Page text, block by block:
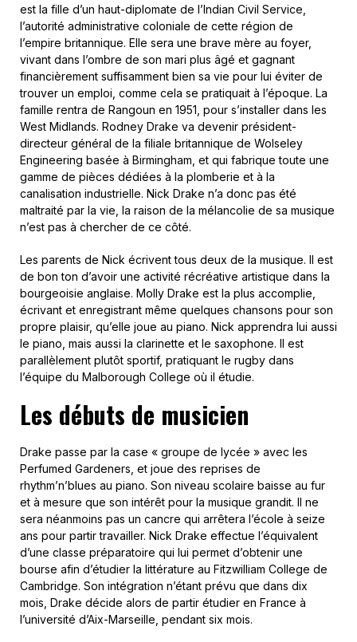
est la fille d’un haut-diplomate de l’Indian Civil Service,
l’autorité administrative coloniale de cette région de
l’empire britannique. Elle sera une brave mère au foyer,
vivant dans l’ombre de son mari plus âgé et gagnant
financièrement suffisamment bien sa vie pour lui éviter de
trouver un emploi, comme cela se pratiquait à l’époque. La
famille rentra de Rangoun en 1951, pour s’installer dans les
West Midlands. Rodney Drake va devenir président-
directeur général de la filiale britannique de Wolseley
Engineering basée à Birmingham, et qui fabrique toute une
gamme de pièces dédiées à la plomberie et à la
canalisation industrielle. Nick Drake n’a donc pas été
maltraité par la vie, la raison de la mélancolie de sa musique
n’est pas à chercher de ce côté.
Les parents de Nick écrivent tous deux de la musique. Il est
de bon ton d’avoir une activité récréative artistique dans la
bourgeoisie anglaise. Molly Drake est la plus accomplie,
écrivant et enregistrant même quelques chansons pour son
propre plaisir, qu’elle joue au piano. Nick apprendra lui aussi
le piano, mais aussi la clarinette et le saxophone. Il est
parallèlement plutôt sportif, pratiquant le rugby dans
l’équipe du Malborough College où il étudie.
Les débuts de musicien
Drake passe par la case « groupe de lycée » avec les
Perfumed Gardeners, et joue des reprises de
rhythm’n’blues au piano. Son niveau scolaire baisse au fur
et à mesure que son intérêt pour la musique grandit. Il ne
sera néanmoins pas un cancre qui arrêtera l’école à seize
ans pour partir travailler. Nick Drake effectue l’équivalent
d’une classe préparatoire qui lui permet d’obtenir une
bourse afin d’étudier la littérature au Fitzwilliam College de
Cambridge. Son intégration n’étant prévu que dans dix
mois, Drake décide alors de partir étudier en France à
l’université d’Aix-Marseille, pendant six mois.